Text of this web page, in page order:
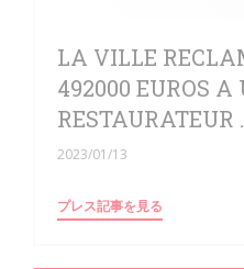
LA VILLE
492000 EUROS A
RESTAURATEUR
2023/01/13
プレス記事を見る